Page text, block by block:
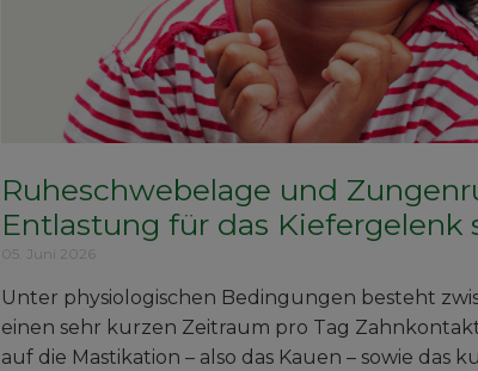
Ruheschwebelage und
Entlastung für das Kiefergelenk
05. Juni 2026
Unter physiologischen Bedingungen besteht
einen sehr kurzen Zeitraum pro Tag
auf die Mastikation – also das Kauen – sowie das